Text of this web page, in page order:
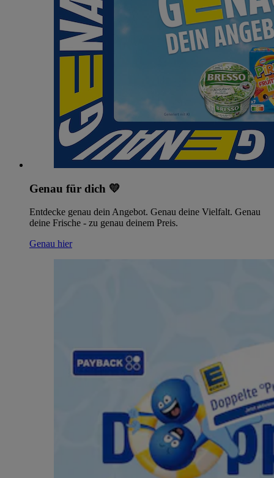
Genau für dich 💛
Entdecke genau dein Angebot. Genau deine Vielfalt. Genau
deine Frische - zu genau deinem Preis.
Genau hier